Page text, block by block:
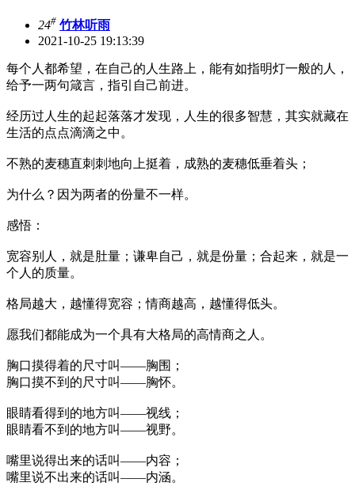
24# 竹林听雨
2021-10-25 19:13:39
每个人都希望，在自己的人生路上，能有如指明灯一般的人，
给予一两句箴言，指引自己前进。
经历过人生的起起落落才发现，人生的很多智慧，其实就藏在
生活的点点滴滴之中。
不熟的麦穗直刺刺地向上挺着，成熟的麦穗低垂着头；
为什么？因为两者的份量不一样。
感悟：
宽容别人，就是肚量；谦卑自己，就是份量；合起来，就是一
个人的质量。
格局越大，越懂得宽容；情商越高，越懂得低头。
愿我们都能成为一个具有大格局的高情商之人。
胸口摸得着的尺寸叫——胸围；
胸口摸不到的尺寸叫——胸怀。
眼睛看得到的地方叫——视线；
眼睛看不到的地方叫——视野。
嘴里说得出来的话叫——内容；
嘴里说不出来的话叫——内涵。